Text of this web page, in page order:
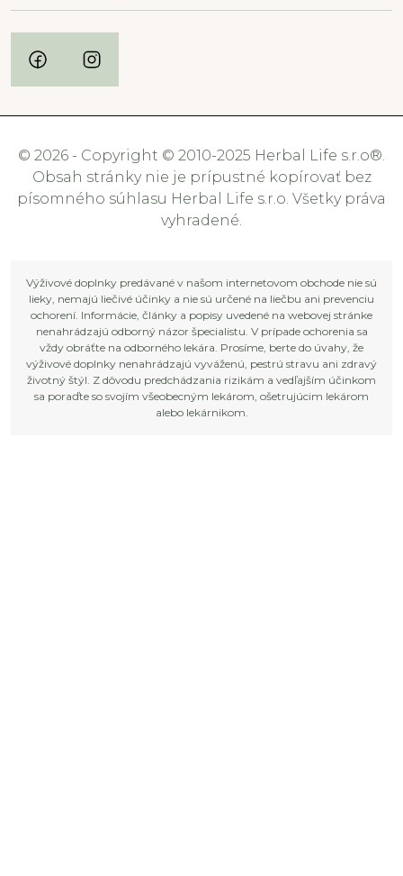
© 2026 - Copyright © 2010-2025 Herbal Life s.r.o®.
Obsah stránky nie je prípustné kopírovať bez
písomného súhlasu Herbal Life s.r.o. Všetky práva
vyhradené.
Výživové doplnky predávané v našom internetovom obchode nie sú
lieky, nemajú liečivé účinky a nie sú určené na liečbu ani prevenciu
ochorení. Informácie, články a popisy uvedené na webovej stránke
nenahrádzajú odborný názor špecialistu. V prípade ochorenia sa
vždy obráťte na odborného lekára. Prosíme, berte do úvahy, že
výživové doplnky nenahrádzajú vyváženú, pestrú stravu ani zdravý
životný štýl. Z dôvodu predchádzania rizikám a vedľajším účinkom
sa poraďte so svojím všeobecným lekárom, ošetrujúcim lekárom
alebo lekárnikom.